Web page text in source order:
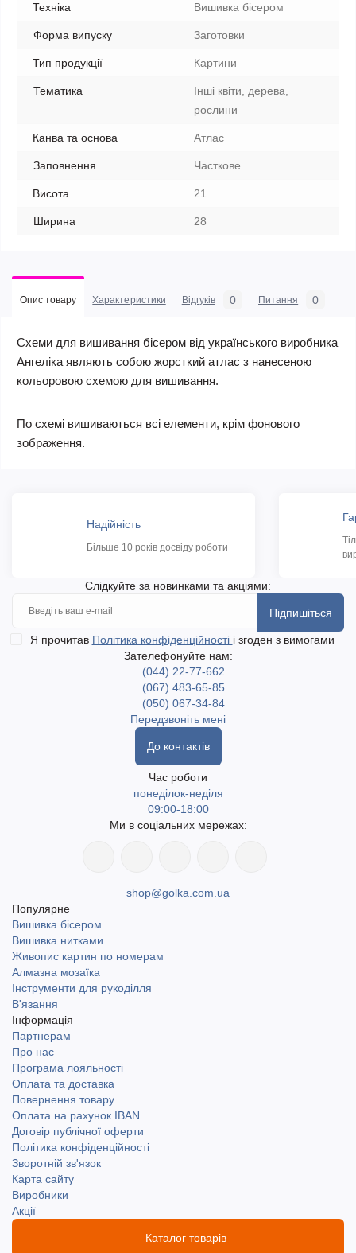
Техніка Вишивка бісером
Форма випуску Заготовки
Тип продукції Картини
Тематика
Інші квіти, дерева,
рослини
Канва та основа Атлас
Заповнення Часткове
Висота 21
Ширина 28
Опис товару Характеристики Відгуків 0 Питання 0
Схеми для вишивання бісером від українського виробника
Ангеліка являють собою жорсткий атлас з нанесеною
кольоровою схемою для вишивання.
По схемі вишиваються всі елементи, крім фонового
зображення.
Надійність
Більше 10 років досвіду роботи
Слідкуйте за новинками та акціями:
Підпишіться
Я прочитав Політика конфіденційності і згоден з вимогами
Зателефонуйте нам:
(044) 22-77-662
(067) 483-65-85
(050) 067-34-84
Передзвоніть мені
До контактів
Час роботи
понеділок-неділя
09:00-18:00
Ми в соціальних мережах:
shop@golka.com.ua
Популярне
Вишивка бісером
Вишивка нитками
Живопис картин по номерам
Алмазна мозаїка
Інструменти для рукоділля
В'язання
Інформація
Партнерам
Про нас
Програма лояльності
Оплата та доставка
Повернення товару
Оплата на рахунок IBAN
Договір публічної оферти
Політика конфіденційності
Зворотній зв'язок
Карта сайту
Виробники
Акції
Каталог товарів